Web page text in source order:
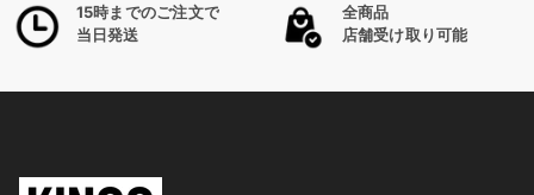
15時までのご注文で
当日発送
全商品
店舗受け取り可能